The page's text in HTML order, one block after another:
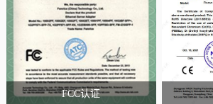
FCC认证